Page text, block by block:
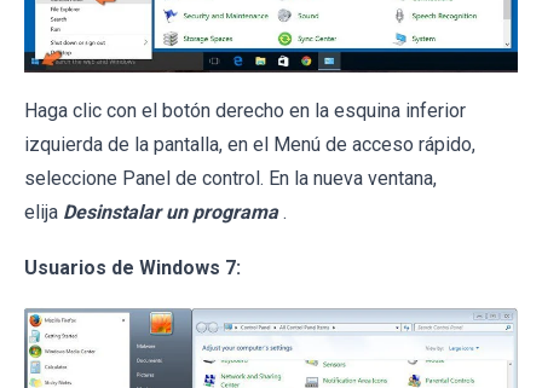
Haga clic con el botón derecho en la esquina inferior
izquierda de la pantalla, en el Menú de acceso rápido,
seleccione Panel de control. En la nueva ventana,
elija Desinstalar un programa .
Usuarios de Windows 7: